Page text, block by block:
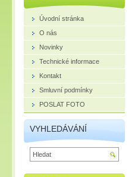
Úvodní stránka
O nás
Novinky
Technické informace
Kontakt
Smluvní podmínky
POSLAT FOTO
VYHLEDÁVÁNÍ